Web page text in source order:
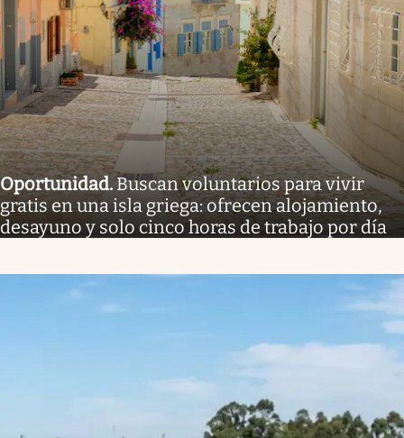
Oportunidad.Buscan voluntarios para vivir
gratis en una isla griega: ofrecen alojamiento,
desayuno y solo cinco horas de trabajo por día